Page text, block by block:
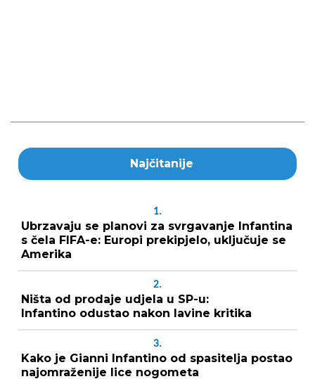
Najčitanije
1.
Ubrzavaju se planovi za svrgavanje Infantina
s čela FIFA-e: Europi prekipjelo, uključuje se
Amerika
2.
Ništa od prodaje udjela u SP-u:
Infantino odustao nakon lavine kritika
3.
Kako je Gianni Infantino od spasitelja postao
najomraženije lice nogometa